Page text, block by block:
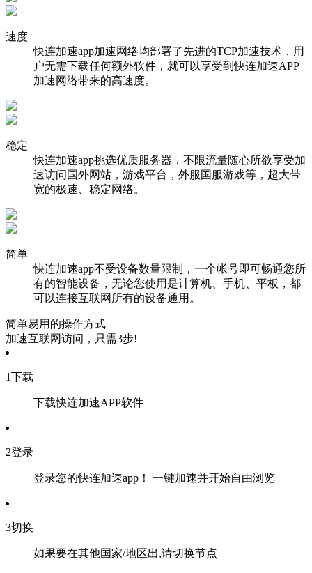
速度
快连加速app加速网络均部署了先进的TCP加速技术，用
户无需下载任何额外软件，就可以享受到快连加速APP
加速网络带来的高速度。
稳定
快连加速app挑选优质服务器，不限流量随心所欲享受加
速访问国外网站，游戏平台，外服国服游戏等，超大带
宽的极速、稳定网络。
简单
快连加速app不受设备数量限制，一个帐号即可畅通您所
有的智能设备，无论您使用是计算机、手机、平板，都
可以连接互联网所有的设备通用。
简单易用的操作方式
加速互联网访问，只需3步!
1下载
下载快连加速APP软件
2登录
登录您的快连加速app！ 一键加速并开始自由浏览
3切换
如果要在其他国家/地区出,请切换节点